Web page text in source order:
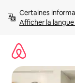
directement
Afficher la